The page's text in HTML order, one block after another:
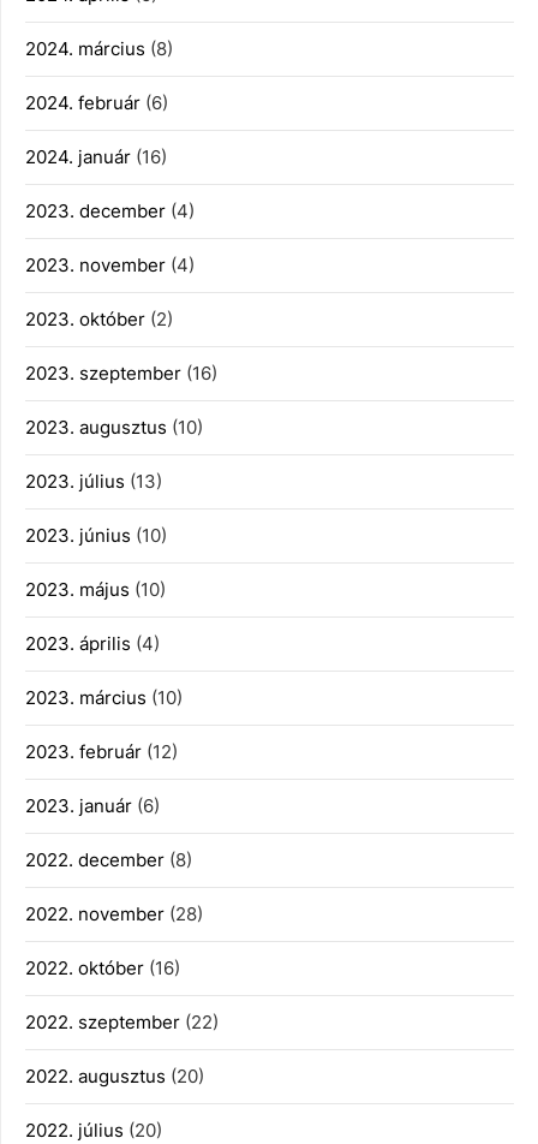
2024. március (8)
2024. február (6)
2024. január (16)
2023. december (4)
2023. november (4)
2023. október (2)
2023. szeptember (16)
2023. augusztus (10)
2023. július (13)
2023. június (10)
2023. május (10)
2023. április (4)
2023. március (10)
2023. február (12)
2023. január (6)
2022. december (8)
2022. november (28)
2022. október (16)
2022. szeptember (22)
2022. augusztus (20)
2022. július (20)